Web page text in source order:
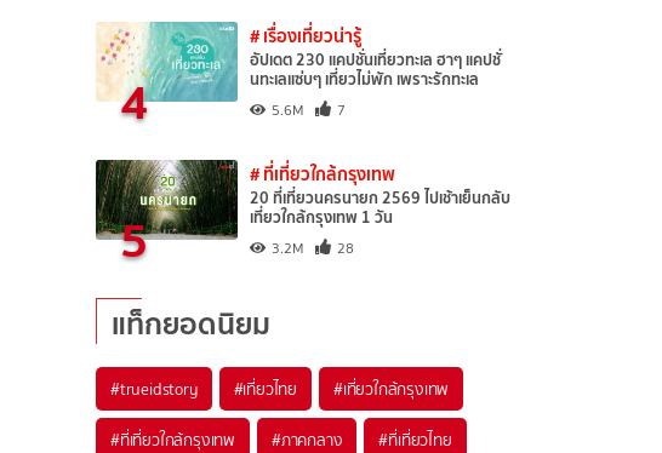
4
# เรื่องเที่ยวน่ารู้
อัปเดต 230 แคปชั่นเที่ยวทะเล ฮาๆ แคปชั่
นทะเลแซ่บๆ เที่ยวไม่พัก เพราะรักทะเล
5.6M 7
5
# ที่เที่ยวใกล้กรุงเทพ
20 ที่เที่ยวนครนายก 2569 ไปเช้าเย็นกลับ
เที่ยวใกล้กรุงเทพ 1 วัน
3.2M 28
แท็กยอดนิยม
#trueidstory #เที่ยวไทย #เที่ยวใกล้กรุงเทพ
#ที่เที่ยวใกล้กรุงเทพ #ภาคกลาง #ที่เที่ยวไทย